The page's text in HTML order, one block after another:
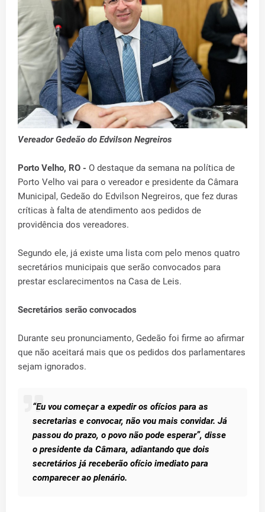
Vereador Gedeão do Edvilson Negreiros
Porto Velho, RO - O destaque da semana na política de
Porto Velho vai para o vereador e presidente da Câmara
Municipal, Gedeão do Edvilson Negreiros, que fez duras
críticas à falta de atendimento aos pedidos de
providência dos vereadores.
Segundo ele, já existe uma lista com pelo menos quatro
secretários municipais que serão convocados para
prestar esclarecimentos na Casa de Leis.
Secretários serão convocados
Durante seu pronunciamento, Gedeão foi firme ao afirmar
que não aceitará mais que os pedidos dos parlamentares
sejam ignorados.
“Eu vou começar a expedir os ofícios para as
secretarias e convocar, não vou mais convidar. Já
passou do prazo, o povo não pode esperar”, disse
o presidente da Câmara, adiantando que dois
secretários já receberão ofício imediato para
comparecer ao plenário.